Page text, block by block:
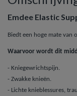
Emdee Elastic
Biedt een hoge mate van
Waarvoor wordt dit
- Kniegewrichtspijn.
- Zwakke knieën.
- Lichte knieblessures,